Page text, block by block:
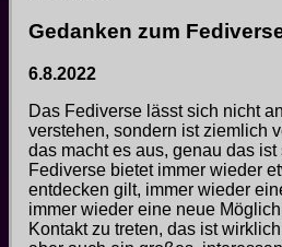
Gedanken zum
6.8.2022
Das Fediverse lässt sich nicht
verstehen, sondern ist ziemlich
das macht es aus, genau das
Fediverse bietet immer wieder
entdecken gilt, immer wieder
immer wieder eine neue
Kontakt zu treten, das ist